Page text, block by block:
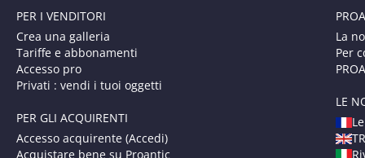
PER I VENDITORI
Crea una galleria
Tariffe e abbonamenti
Accesso pro
Privati : vendi i tuoi oggetti
PER GLI ACQUIRENTI
Accesso acquirente (Accedi)
Acquistare bene su Proantic
La
Per
LE